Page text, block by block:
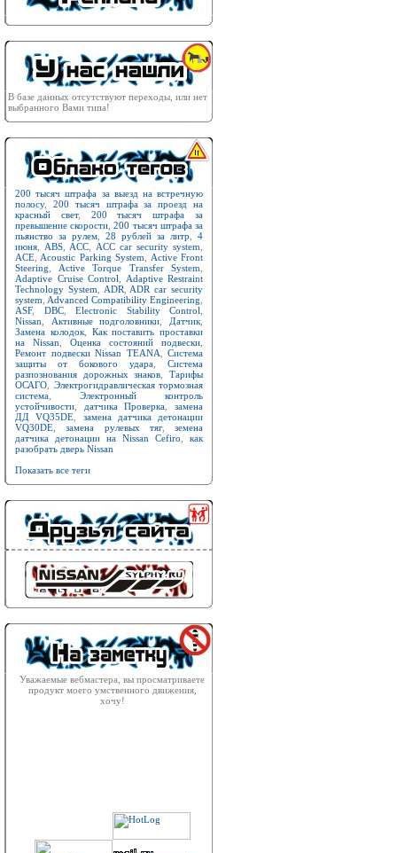
В базе данных отсутствуют переходы, или нет
выбранного Вами типа!
200 тысяч штрафа за выезд на встречную
полосу, 200 тысяч штрафа за проезд на
красный свет, 200 тысяч штрафа за
превышение скорости ,200 тысяч штрафа за
пьянство за рулем
28 рублей за литр
4
июня
ABS ACC ACC car security system
ACE Acoustic Parking System
Active Front
Steering
Active Torque Transfer System
Adaptive Cruise Control
Adaptive Restraint
Technology System
ADR
ADR car security
system Advanced Compatibility Engineering
ASF, DBC, Electronic Stability Control
Nissan
Активные подголовники Датчик
Замена колодок, Как поставить проставки
на Nissan
Оценка состояний подвески
Ремонт подвески Nissan TEANA
Система
защиты от бокового удара
Система
разпознования дорожных знаков ,Тарифы
ОСАГО
Электрогидравлическая тормозная
система
Электронный контроль
устойчивости
датчика Проверка ,замена
ДД VQ35DE
замена датчика детонации
VQ30DE ,замена рулевых тяг, земена
датчика детонации на Nissan Cefiro
как
разобрать дверь Nissan
Показать все теги
Уважаемые вебмастера, вы просматриваете
продукт моего умственного движения,
хочу!